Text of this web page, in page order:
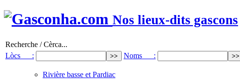
Nos lieux-dits gascons
Recherche / Cèrca...
Lòcs :
Noms :
Rivière basse et Pardiac